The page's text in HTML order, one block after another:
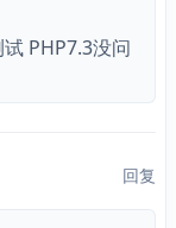
PHP7.3没问
回复